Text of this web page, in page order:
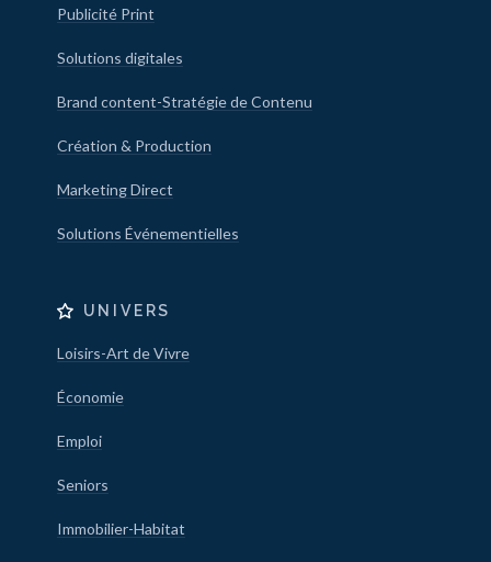
Publicité Print
Solutions digitales
Brand content-Stratégie de Contenu
Création & Production
Marketing Direct
Solutions Événementielles
UNIVERS
Loisirs-Art de Vivre
Économie
Emploi
Seniors
Immobilier-Habitat